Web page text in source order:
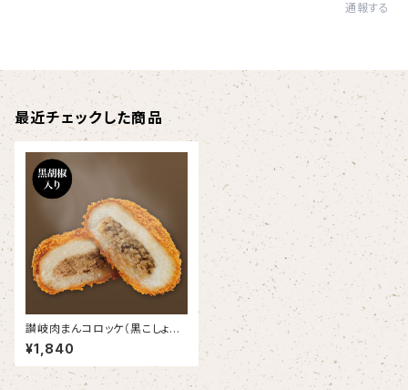
通報する
最近チェックした商品
讃岐肉まんコロッケ（黒こしょう
入り）【6個入り】
¥1,840